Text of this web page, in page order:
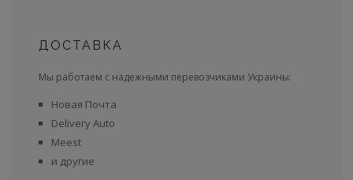
ДОСТАВКА
Мы работаем с надежными перевозчиками Украины:
Новая Почта
Delivery Auto
Meest
и другие